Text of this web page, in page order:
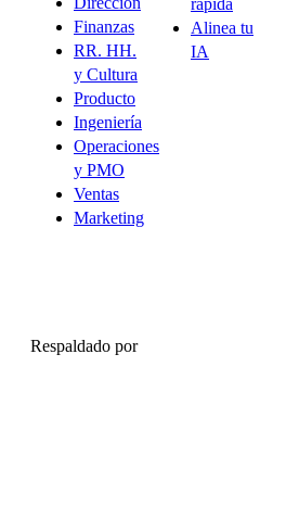
Finanzas
RR. HH.
y Cultura
Producto
Ingeniería
Operaciones
y PMO
Ventas
Marketing
rápida
Alinea tu
IA
Respaldado por